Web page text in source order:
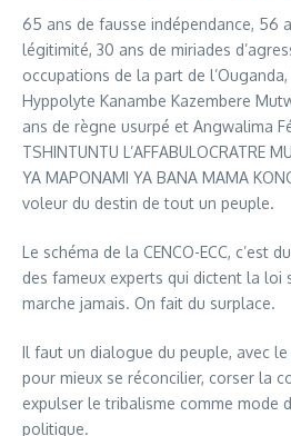
65 ans de fausse indépendance, 56
légitimité, 30 ans de miriades
occupations de la part de
Hyppolyte Kanambe Kazembere
ans de règne usurpé et Angwalima
TSHINTUNTU L’AFFABULOCRATRE
YA MAPONAMI YA BANA MAMA
voleur du destin de tout un peuple.
Le schéma de la CENCO-ECC, c’est
des fameux experts qui dictent la loi
marche jamais. On fait du surplace.
Il faut un dialogue du peuple, avec
pour mieux se réconcilier, corser la
expulser le tribalisme comme mode
politique.